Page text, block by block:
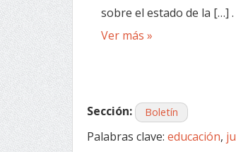
sobre el estado de la […] .
Ver más »
Sección: Boletín
Palabras clave: educación,